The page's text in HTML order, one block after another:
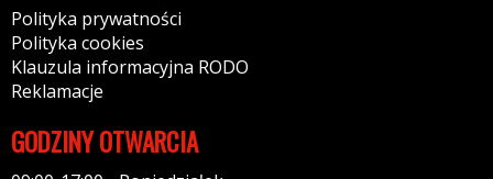
Polityka prywatności
Polityka cookies
Klauzula informacyjna RODO
Reklamacje
GODZINY OTWARCIA